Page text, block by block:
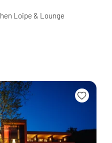
Loipe & Lounge